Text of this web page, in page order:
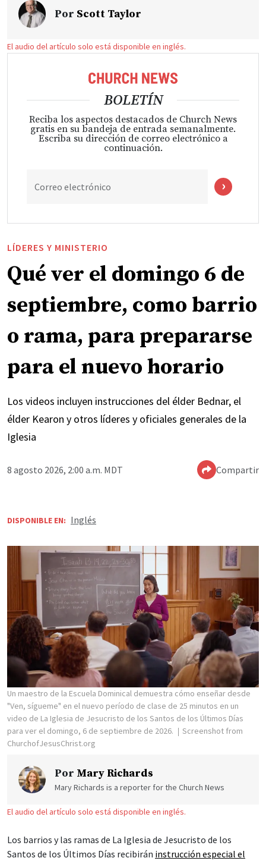
Por Scott Taylor
El audio del artículo solo está disponible en inglés.
BOLETÍN
Reciba los aspectos destacados de Church News
gratis en su bandeja de entrada semanalmente.
Escriba su dirección de correo electrónico a
continuación.
Correo electrónico
LÍDERES Y MINISTERIO
Qué ver el domingo 6 de
septiembre, como barrio
o rama, para prepararse
para el nuevo horario
Los videos incluyen instrucciones del élder Bednar, el
élder Kearon y otros líderes y oficiales generales de la
Iglesia
8 agosto 2026, 2:00 a.m. MDT Compartir
DISPONIBLE EN: Inglés
Un maestro de la Escuela Dominical demuestra cómo enseñar desde
"Ven, sígueme" en el nuevo período de clase de 25 minutos en un
video de La Iglesia de Jesucristo de los Santos de los Últimos Días
para ver el domingo, 6 de septiembre de 2026.
Screenshot from
ChurchofJesusChrist.org
Por Mary Richards
Mary Richards is a reporter for the Church News
El audio del artículo solo está disponible en inglés.
Los barrios y las ramas de La Iglesia de Jesucristo de los
Santos de los Últimos Días recibirán instrucción especial el